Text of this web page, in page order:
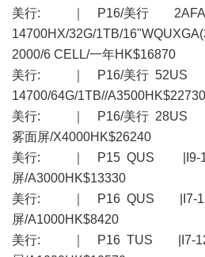
美行: ｜ P16/美行
14700HX/32G/1TB/
2000/6 CELL/一年HK$16870
美行: ｜ P16/美行
14700/64G/1TB//A3500HK$22730
美行: ｜ P16/美行 28US
雾面屏/X4000HK$26240
美行: ｜ P15 QUS |I9-
屏/A3000HK$13330
美行: ｜ P16 QUS |I7-
屏/A1000HK$8420
美行: ｜ P16 TUS |I7-